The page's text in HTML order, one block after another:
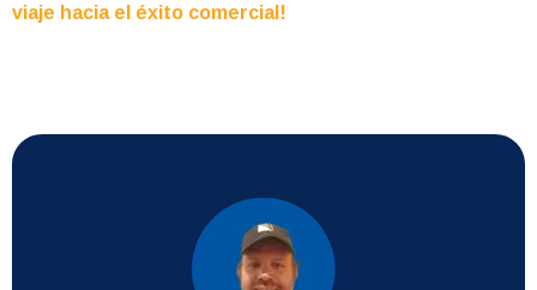
viaje hacia el éxito comercial!